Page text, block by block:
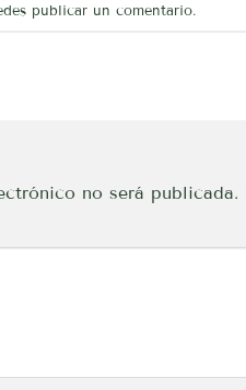
publicar un comentario.
no será publicada.